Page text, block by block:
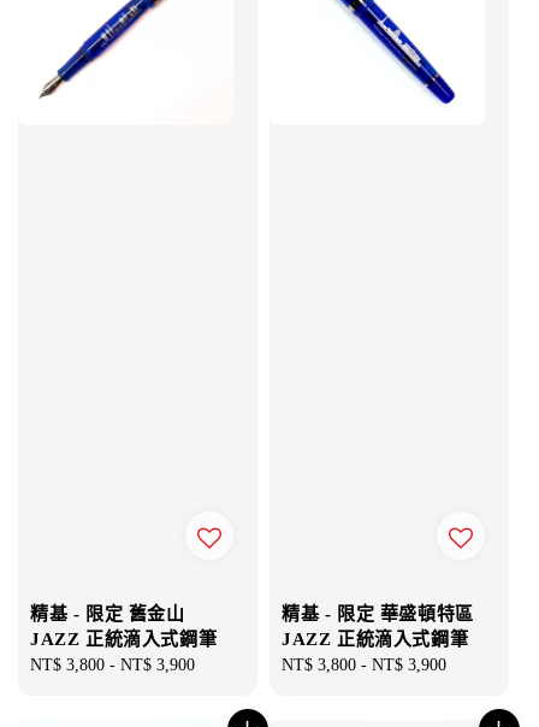
精基 - 限定 舊金山
JAZZ 正統滴入式鋼筆
Regular
NT$ 3,800 - NT$ 3,900
精基 - 限定 華盛頓特區
JAZZ 正統滴入式鋼筆
Regular
NT$ 3,800 - NT$ 3,900